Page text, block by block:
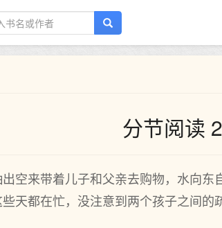
分节阅读
空来带着儿子和父亲去购物，水向
天都在忙，没注意到两个孩子之间的